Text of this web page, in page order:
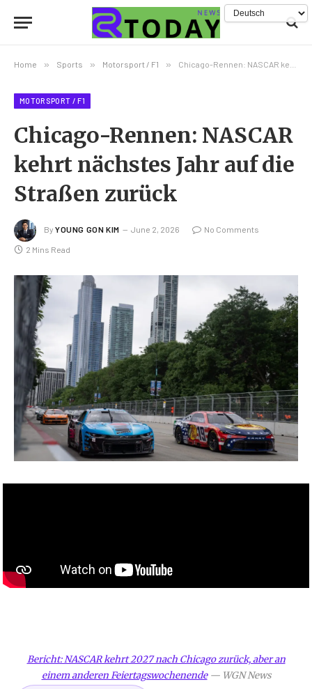
Home » Sports » Motorsport / F1 » Chicago-Rennen: NASCAR kehrt nächstes Jahr auf die Straßen zurück
MOTORSPORT / F1
Chicago-Rennen: NASCAR
kehrt nächstes Jahr auf die
Straßen zurück
By YOUNG GON KIM June 2, 2026 No Comments
2 Mins Read
Bericht: NASCAR kehrt 2027 nach Chicago zurück, aber an
einem anderen Feiertagswochenende— WGN News